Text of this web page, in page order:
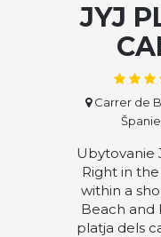
JYJ
Carrer de
Ubytovanie
Right in
within a
Beach and
platja dels